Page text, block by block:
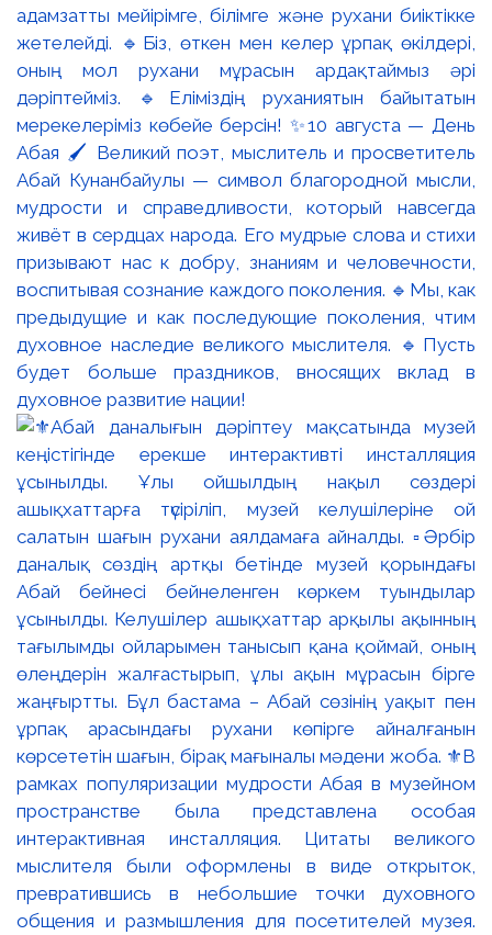
адамзатты мейірімге, білімге және рухани биіктікке
жетелейді. 🔹Біз, өткен мен келер ұрпақ өкілдері,
оның мол рухани мұрасын ардақтаймыз әрі
дәріптейміз. 🔹Еліміздің руханиятын байытатын
мерекелеріміз көбейе берсін! ✨10 августа — День
Абая 🖌️ Великий поэт, мыслитель и просветитель
Абай Кунанбайулы — символ благородной мысли,
мудрости и справедливости, который навсегда
живёт в сердцах народа. Его мудрые слова и стихи
призывают нас к добру, знаниям и человечности,
воспитывая сознание каждого поколения. 🔹Мы, как
предыдущие и как последующие поколения, чтим
духовное наследие великого мыслителя. 🔹Пусть
будет больше праздников, вносящих вклад в
духовное развитие нации!